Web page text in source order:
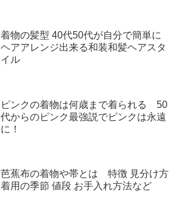
着物の髪型 40代50代が自分で簡単に
ヘアアレンジ出来る和装和髪ヘアスタ
イル
ピンクの着物は何歳まで着られる 50
代からのピンク最強説でピンクは永遠
に！
芭蕉布の着物や帯とは 特徴 見分け方
着用の季節 値段 お手入れ方法など